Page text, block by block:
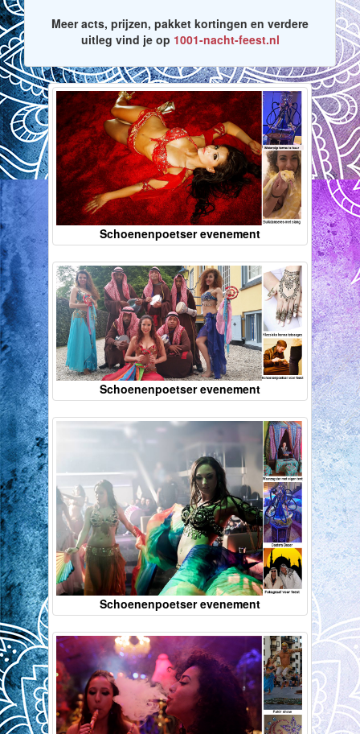
Meer acts, prijzen, pakket kortingen en verdere
uitleg vind je op 1001-nacht-feest.nl
Schoenenpoetser evenement
Schoenenpoetser evenement
Schoenenpoetser evenement